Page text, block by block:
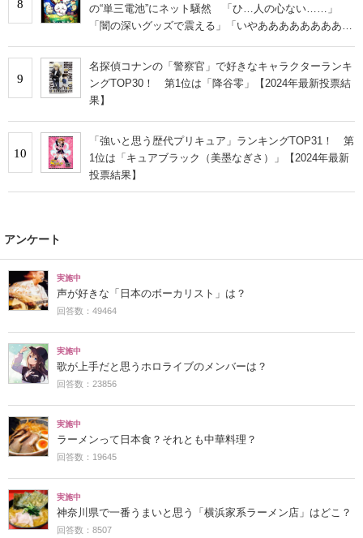
8
の“単三電池”にネット騒然 「ひ…人の心ない……」
「闇の深いグッズで震える」「いやあああああああああ
9
名探偵コナンの「警察官」で好きなキャラクターランキ
ングTOP30！ 第1位は「降谷零」【2024年最新投票結
果】
10
「強いと思う歴代プリキュア」ランキングTOP31！ 第
1位は「キュアブラック（美墨なぎさ）」【2024年最新
投票結果】
アンケート
実施中
声が好きな「日本のボーカリスト」は？
回答数：49464
実施中
歌が上手だと思うホロライブのメンバーは？
回答数：23856
実施中
ラーメンって日本食？それとも中華料理？
回答数：19645
実施中
神奈川県で一番うまいと思う「横浜家系ラーメン店」はどこ？
回答数：8507